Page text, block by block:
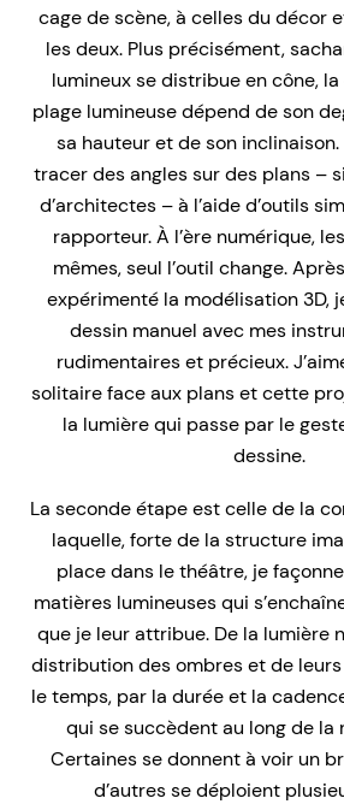
cage de scène, à celles du décor
les deux. Plus précisément,
lumineux se distribue en cône,
plage lumineuse dépend de son
sa hauteur et de son inclinaison.
tracer des angles sur des plans –
d’architectes – à l’aide d’outils
rapporteur. À l’ère numérique,
mêmes, seul l’outil change.
expérimenté la modélisation 3D,
dessin manuel avec mes
rudimentaires et précieux.
solitaire face aux plans et cette
la lumière qui passe par le
dessine.
La seconde étape est celle de la
laquelle, forte de la structure
place dans le théâtre, je
matières lumineuses qui
que je leur attribue. De la lumière
distribution des ombres et de
le temps, par la durée et la
qui se succèdent au long de la
Certaines se donnent à voir un
d’autres se déploient